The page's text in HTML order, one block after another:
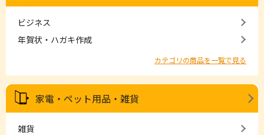
ビジネス
年賀状・ハガキ作成
カテゴリの商品を一覧で見る
家電・ペット用品・雑貨
雑貨